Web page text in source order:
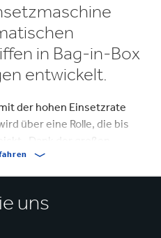
in Bag-in-Box
entwickelt.
der hohen Einsetzrate
über eine Rolle, die bis
Dank der großen
von zwei bis vier Stunden
Verpackungsstraßen
sicher nachgefüllt
uns